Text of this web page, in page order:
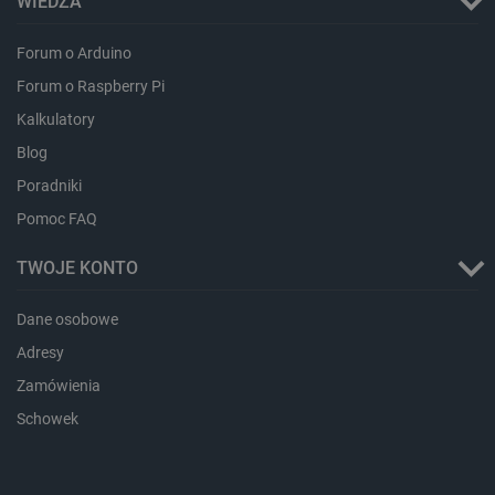
Forum o Arduino
Forum o Raspberry Pi
Kalkulatory
Blog
Poradniki
Pomoc FAQ
TWOJE KONTO
Dane osobowe
Adresy
Zamówienia
Schowek
isListDisplay